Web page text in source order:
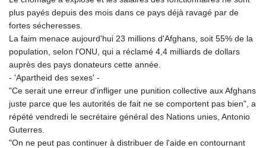
LRD 208.057415
LTL 3.413768
LVL 0.699335
LYD 7.331909
MDL 20.044751
MGA 4918.938878
MKD 61.524236
MNT 4159.0218
plus payés depuis des mois dans ce pays déjà ravagé par de
fortes sécheresses.
La faim menace aujourd'hui 23 millions d'Afghans, soit 55% de la
population, selon l'ONU, qui a réclamé 4,4 milliards de dollars
auprès des pays donateurs cette année.
- 'Apartheid des sexes' -
"Ce serait une erreur d'infliger une punition collective aux Afghans
juste parce que les autorités de fait ne se comportent pas bien", a
répété vendredi le secrétaire général des Nations unies, Antonio
Guterres.
"On ne peut pas continuer à distribuer de l'aide en contournant